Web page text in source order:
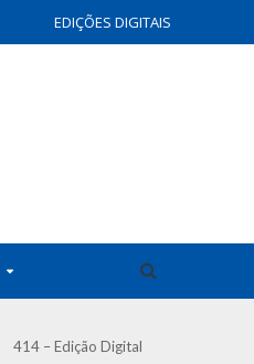
EDIÇÕES DIGITAIS
414 – Edição Digital